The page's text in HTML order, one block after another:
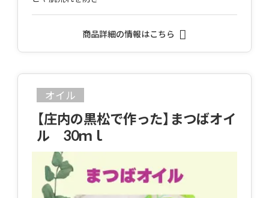
商品詳細の情報はこちら
オイル
【庄内の黒松で作った】まつばオイ
ル 30ｍｌ